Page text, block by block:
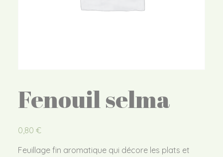
Fenouil selma
0,80 €
Feuillage fin aromatique qui décore les plats et